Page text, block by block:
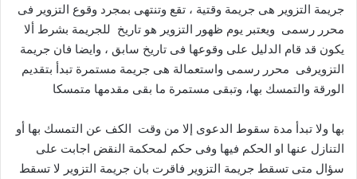
جريمة التزوير هى جريمة وقتية ، تقع وتنتهى بمجرد وقوع التزوير فى
محرر رسمى ويعتبر يوم ظهور التزوير هو تاريخ للجريمة بشرط ألا
يكون قد قام الدليل على وقوعها فى تاريخ سابق ، وايضا فان جريمة
التزويرفى محرر رسمى واستعمالة هى جريمة مستمرة تبدأ بتقديم
الورقة والتمسك بها، وتبقى مستمرة ما بقى مقدمها متمسكا
بها ولا تبدأ مدة سقوط الدعوى إلا من وقت الكف عن التمسك بها أو
التنازل عنها او الحكم فيها وفى حكم لمحكمة النقض اجابت على
سؤال متى تسقط جريمة التزوير فاقرت بان جريمة التزوير لا تسقط